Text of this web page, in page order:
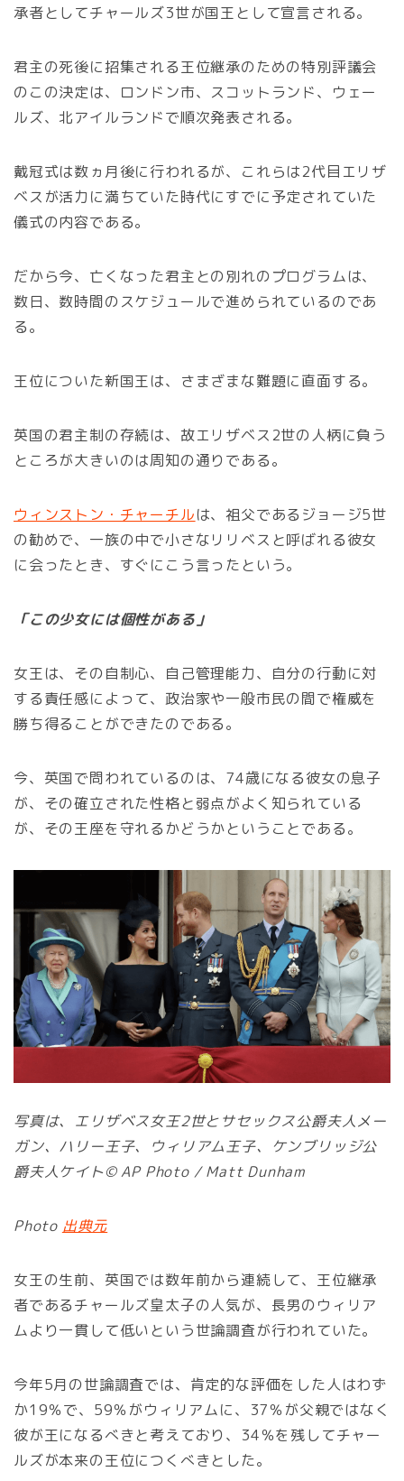
承者としてチャールズ3世が国王として宣言される。
君主の死後に招集される王位継承のための特別評議会
のこの決定は、ロンドン市、スコットランド、ウェー
ルズ、北アイルランドで順次発表される。
戴冠式は数ヵ月後に行われるが、これらは2代目エリザ
ベスが活力に満ちていた時代にすでに予定されていた
儀式の内容である。
だから今、亡くなった君主との別れのプログラムは、
数日、数時間のスケジュールで進められているのであ
る。
王位についた新国王は、さまざまな難題に直面する。
英国の君主制の存続は、故エリザベス2世の人柄に負う
ところが大きいのは周知の通りである。
ウィンストン・チャーチルは、祖父であるジョージ5世
の勧めで、一族の中で小さなリリベスと呼ばれる彼女
に会ったとき、すぐにこう言ったという。
「この少女には個性がある」
女王は、その自制心、自己管理能力、自分の行動に対
する責任感によって、政治家や一般市民の間で権威を
勝ち得ることができたのである。
今、英国で問われているのは、74歳になる彼女の息子
が、その確立された性格と弱点がよく知られている
が、その王座を守れるかどうかということである。
写真は、エリザベス女王2世とサセックス公爵夫人メー
ガン、ハリー王子、ウィリアム王子、ケンブリッジ公
爵夫人ケイト© AP Photo / Matt Dunham
Photo 出典元
女王の生前、英国では数年前から連続して、王位継承
者であるチャールズ皇太子の人気が、長男のウィリア
ムより一貫して低いという世論調査が行われていた。
今年5月の世論調査では、肯定的な評価をした人はわず
か19％で、59％がウィリアムに、37％が父親ではなく
彼が王になるべきと考えており、34％を残してチャー
ルズが本来の王位につくべきとした。